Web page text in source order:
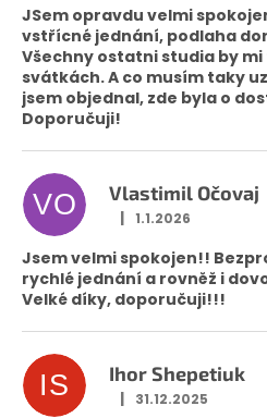
JSem opravdu velmi
vstřícné jednání, podlaha
Všechny ostatni studia by mi
svátkách. A co musím taky
jsem objednal, zde byla o
Doporučuji!
VO Vlastimil Očovaj
Hodnocení
| 1.1.2026
Jsem velmi spokojen!!
rychlé jednání a rovněž i
Velké díky, doporučuji!!!
IS Ihor Shepetiuk
Hodnocení
| 31.12.2025